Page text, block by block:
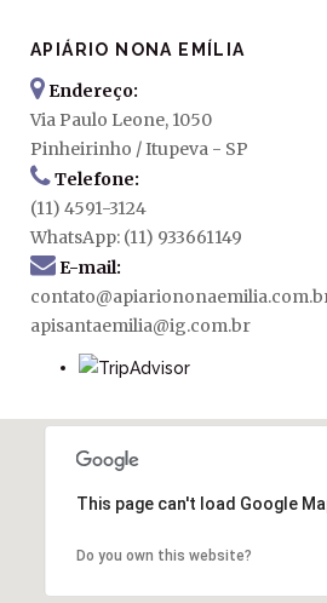
APIÁRIO NONA EMÍLIA
Endereço:
Via Paulo Leone, 1050
Pinheirinho / Itupeva - SP
Telefone:
(11) 4591-3124
WhatsApp: (11) 933661149
E-mail:
apisantaemilia@ig.com.br
This page can't load Google
Do you own this website?